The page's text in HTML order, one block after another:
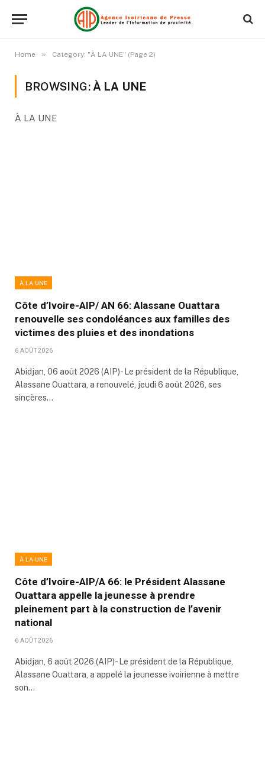
Home » Category: "À LA UNE" (Page 2)
BROWSING: À LA UNE
À LA UNE
À LA UNE
Côte d’Ivoire-AIP/ AN 66: Alassane Ouattara
renouvelle ses condoléances aux familles des
victimes des pluies et des inondations
6 AOÛT 2026
Abidjan, 06 août 2026 (AIP)- Le président de la République,
Alassane Ouattara, a renouvelé, jeudi 6 août 2026, ses
sincères…
À LA UNE
Côte d’Ivoire-AIP/A 66: le Président Alassane
Ouattara appelle la jeunesse à prendre
pleinement part à la construction de l’avenir
national
6 AOÛT 2026
Abidjan, 6 août 2026 (AIP)- Le président de la République,
Alassane Ouattara, a appelé la jeunesse ivoirienne à mettre
son…